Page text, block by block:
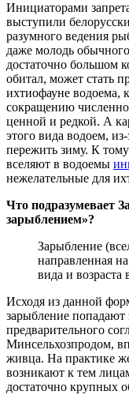
Инициаторами
выступили
разумного ведения
даже молодь
достаточно большом
обитал, может стать
ихтиофауне водоема,
сокращению
ценной и редкой. А
этого вида водоем,
пережить зиму. К
вселяют в водоемы
нежелательные для
Что подразумевает
зарыблением»?
Зарыбление
направленная
вида и возраста
Исходя из данной
зарыбление попадают
предварительного
Минсельхозпродом,
живца. На практике
возникают к тем
достаточно крупных